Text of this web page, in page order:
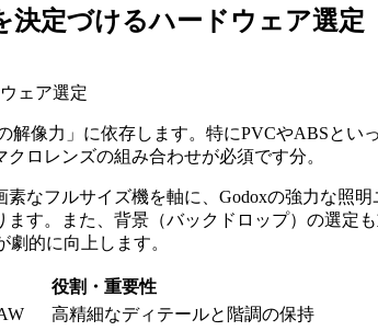
決定づけるハードウェア選定
ェア選定
像力」に依存します。特にPVCやABSと
ロレンズの組み合わせが必須です分。
なフルサイズ機を軸に、Godoxの強力な照
す。また、背景（バックドロップ）の選定
的に向上します。
役割・重要性
高精細なディテールと階調の保持